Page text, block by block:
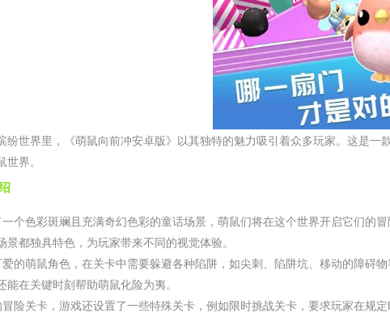
纷世界里，《萌鼠向前冲安卓版》以其独特的魅力吸引着众多玩家。这是
界。
个色彩斑斓且充满奇幻色彩的童话场景，萌鼠们将在这个世界开启它们的
景都独具特色，为玩家带来不同的视觉体验。
的萌鼠角色，在关卡中需要躲避各种陷阱，如尖刺、陷阱坑、移动的障碍
能在关键时刻帮助萌鼠化险为夷。
险关卡，游戏还设置了一些特殊关卡，例如限时挑战关卡，要求玩家在规